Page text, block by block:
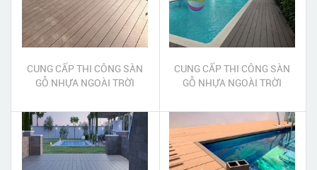
CUNG CẤP THI CÔNG SÀN
GỖ NHỰA NGOÀI TRỜI
CUNG CẤP THI CÔNG SÀN
GỖ NHỰA NGOÀI TRỜI